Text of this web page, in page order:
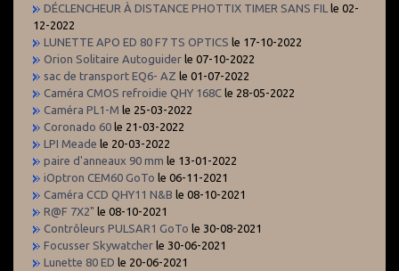
DÉCLENCHEUR À DISTANCE PHOTTIX TIMER SANS FIL le 02-
12-2022
LUNETTE APO ED 80 F7 TS OPTICS le 17-10-2022
Orion Solitaire Autoguider le 07-10-2022
sac de transport EQ6- AZ le 01-07-2022
Caméra CMOS refroidie QHY 168C le 28-05-2022
Caméra PL1-M le 25-03-2022
Coronado 60 le 21-03-2022
LPI Meade le 20-03-2022
paire d'anneaux 90 mm le 13-01-2022
iOptron CEM60 GoTo le 06-11-2021
Caméra CCD QHY11 N&B le 08-10-2021
R@F 7X2" le 08-10-2021
Contrôleurs PULSAR1 GoTo le 30-08-2021
Focusser Skywatcher le 30-06-2021
Lunette 80 ED le 20-06-2021